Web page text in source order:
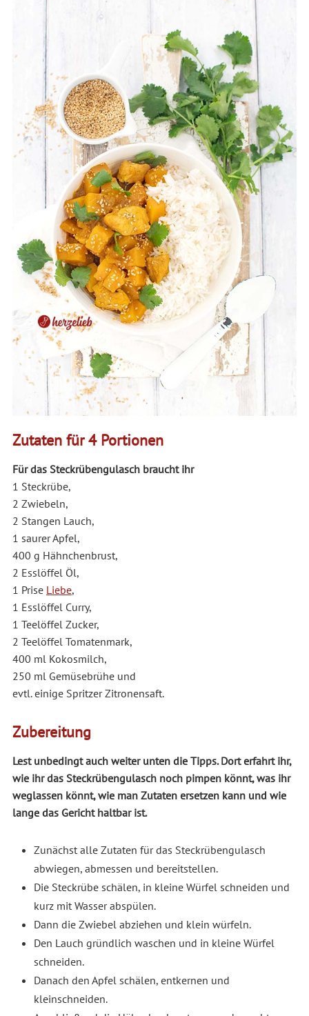
Zutaten für 4 Portionen
Für das Steckrübengulasch braucht ihr
1 Steckrübe,
2 Zwiebeln,
2 Stangen Lauch,
1 saurer Apfel,
400 g Hähnchenbrust,
2 Esslöffel Öl,
1 Prise Liebe,
1 Esslöffel Curry,
1 Teelöffel Zucker,
2 Teelöffel Tomatenmark,
400 ml Kokosmilch,
250 ml Gemüsebrühe und
evtl. einige Spritzer Zitronensaft.
Zubereitung
Lest unbedingt auch weiter unten die Tipps. Dort erfahrt ihr,
wie ihr das Steckrübengulasch noch pimpen könnt, was ihr
weglassen könnt, wie man Zutaten ersetzen kann und wie
lange das Gericht haltbar ist.
Zunächst alle Zutaten für das Steckrübengulasch
abwiegen, abmessen und bereitstellen.
Die Steckrübe schälen, in kleine Würfel schneiden und
kurz mit Wasser abspülen.
Dann die Zwiebel abziehen und klein würfeln.
Den Lauch gründlich waschen und in kleine Würfel
schneiden.
Danach den Apfel schälen, entkernen und
kleinschneiden.